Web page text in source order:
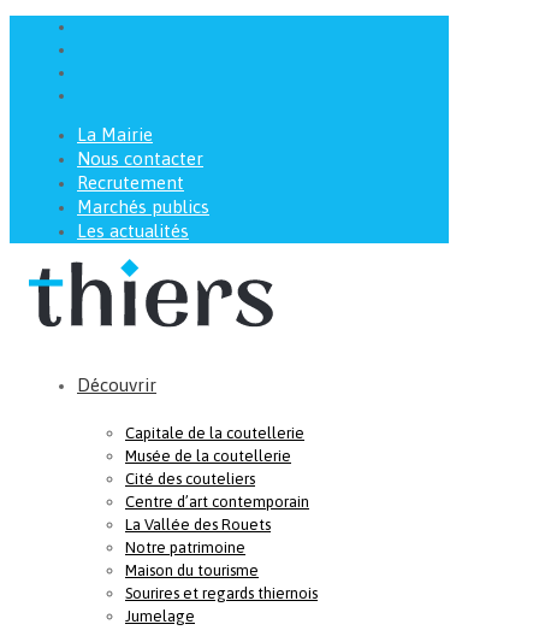
La Mairie
Nous contacter
Recrutement
Marchés publics
Les actualités
Découvrir
Capitale de la coutellerie
Musée de la coutellerie
Cité des couteliers
Centre d’art contemporain
La Vallée des Rouets
Notre patrimoine
Maison du tourisme
Sourires et regards thiernois
Jumelage